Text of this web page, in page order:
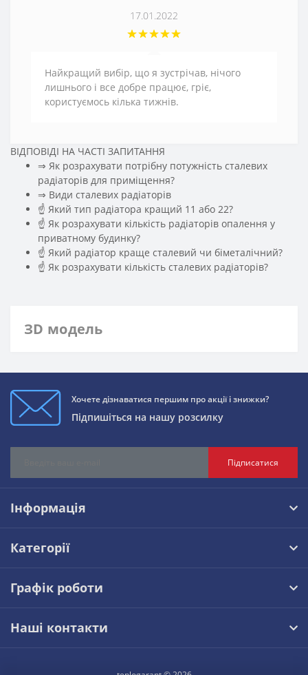
17.01.2022
Найкращий вибір, що я зустрічав, нічого
лишнього і все добре працює, гріє,
користуємось кілька тижнів.
ВІДПОВІДІ НА ЧАСТІ ЗАПИТАННЯ
⇒ Як розрахувати потрібну потужність сталевих
радіаторів для приміщення?
️⇒ Види сталевих радіаторів
☝ Який тип радіатора кращий 11 або 22?
☝ Як розрахувати кількість радіаторів опалення у
приватному будинку?
☝ Який радіатор краще сталевий чи біметалічний?
☝ Як розрахувати кількість сталевих радіаторів?
ЗD модель
Хочете дізнаватися першим про акції і знижки?
Підпишіться на нашу розсилку
Підписатися
Інформація
Категорії
Графік роботи
Наші контакти